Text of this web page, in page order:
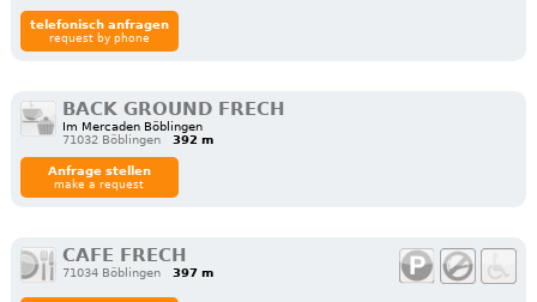
telefonisch anfragen
request by phone
BACK GROUND FRECH
Im Mercaden Böblingen
71032 Böblingen
392 m
Anfrage stellen
make a request
CAFE FRECH
71034 Böblingen 397 m